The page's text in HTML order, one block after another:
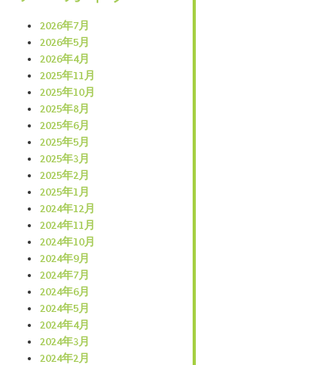
2026年7月
2026年5月
2026年4月
2025年11月
2025年10月
2025年8月
2025年6月
2025年5月
2025年3月
2025年2月
2025年1月
2024年12月
2024年11月
2024年10月
2024年9月
2024年7月
2024年6月
2024年5月
2024年4月
2024年3月
2024年2月